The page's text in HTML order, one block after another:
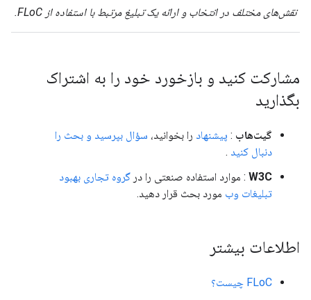
نقش‌های مختلف در انتخاب و ارائه یک تبلیغ مرتبط با استفاده از FLoC.
مشارکت کنید و بازخورد خود را به اشتراک
بگذارید
گیت‌هاب : پیشنهاد را بخوانید، سؤال بپرسید و بحث را
دنبال کنید .
W3C : موارد استفاده صنعتی را در گروه تجاری بهبود
تبلیغات وب مورد بحث قرار دهید.
اطلاعات بیشتر
FLoC چیست؟